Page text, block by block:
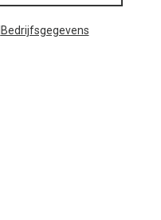
Bedrijfsgegevens